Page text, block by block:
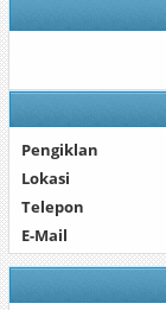
Pengiklan
Lokasi
Telepon
E-Mail